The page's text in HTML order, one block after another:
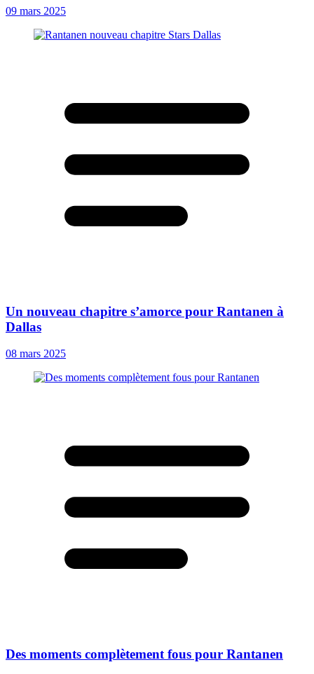
09 mars 2025
Un nouveau chapitre s’amorce pour Rantanen à
Dallas
08 mars 2025
Des moments complètement fous pour Rantanen